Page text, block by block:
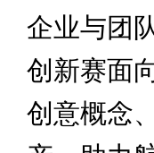
企业与团
创新赛面
创意概念